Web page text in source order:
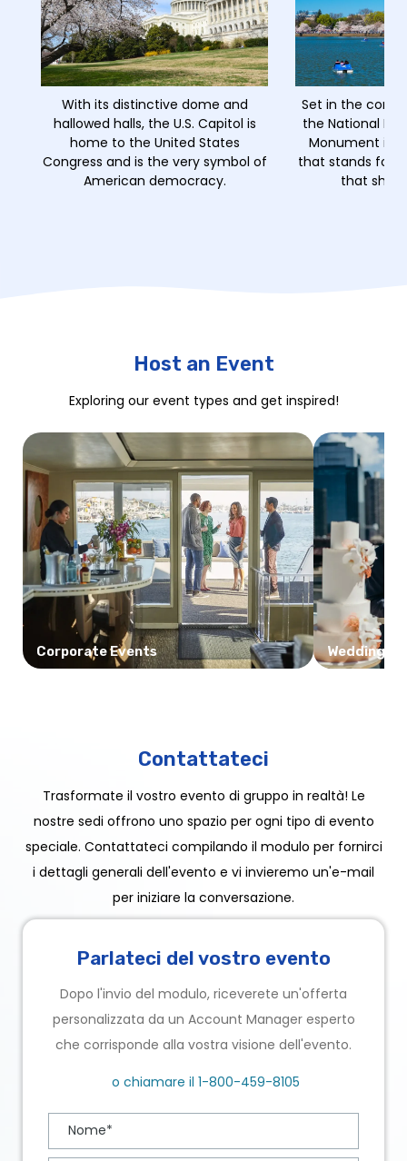
With its distinctive dome and
hallowed halls, the U.S. Capitol is
home to the United States
Congress and is the very symbol of
American democracy.
Set in the
the National
Monument is
that stands for
that
Host an Event
Exploring our event types and get inspired!
Corporate Events Weddings
Contattateci
Trasformate il vostro evento di gruppo in realtà! Le
nostre sedi offrono uno spazio per ogni tipo di evento
speciale. Contattateci compilando il modulo per fornirci
i dettagli generali dell'evento e vi invieremo un'e-mail
per iniziare la conversazione.
Parlateci del vostro evento
Dopo l'invio del modulo, riceverete un'offerta
personalizzata da un Account Manager esperto
che corrisponde alla vostra visione dell'evento.
o chiamare il 1-800-459-8105